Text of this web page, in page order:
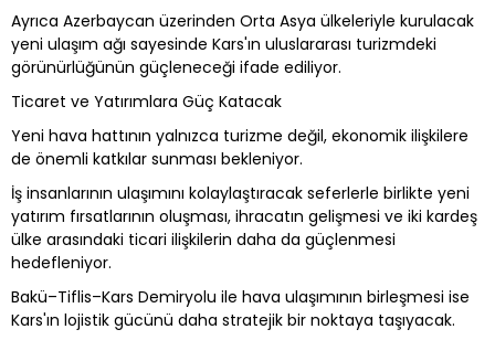
Ayrıca Azerbaycan üzerinden Orta Asya ülkeleriyle kurulacak
yeni ulaşım ağı sayesinde Kars'ın uluslararası turizmdeki
görünürlüğünün güçleneceği ifade ediliyor.
Ticaret ve Yatırımlara Güç Katacak
Yeni hava hattının yalnızca turizme değil, ekonomik ilişkilere
de önemli katkılar sunması bekleniyor.
İş insanlarının ulaşımını kolaylaştıracak seferlerle birlikte yeni
yatırım fırsatlarının oluşması, ihracatın gelişmesi ve iki kardeş
ülke arasındaki ticari ilişkilerin daha da güçlenmesi
hedefleniyor.
Bakü–Tiflis–Kars Demiryolu ile hava ulaşımının birleşmesi ise
Kars'ın lojistik gücünü daha stratejik bir noktaya taşıyacak.